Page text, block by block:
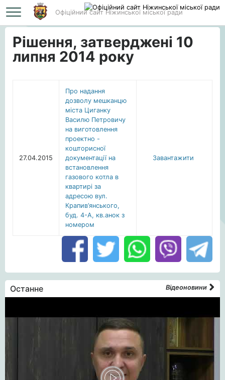
Офіційний сайт Ніжинської міської ради
Головна Рішення, затверджені 10 липня 2014 року
Рішення, затверджені 10
липня 2014 року
27.04.2015
Про надання
дозволу мешканцю
міста Циганку
Василю Петровичу
на виготовлення
проектно -
кошторисної
документації на
встановлення
газового котла в
квартирі за
адресою вул.
Крапив’янського,
буд. 4-А, кв.анок з
номером
Завантажити
Останне Відеоновини